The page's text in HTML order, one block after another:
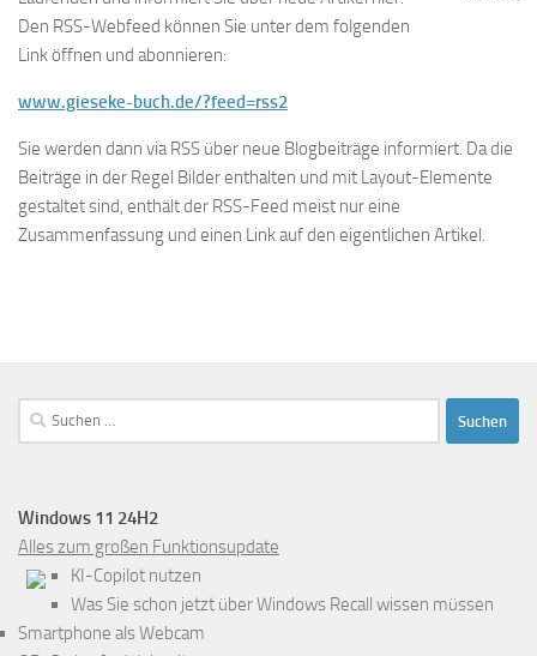
Den RSS-Webfeed können Sie unter dem folgenden
Link öffnen und abonnieren:
www.gieseke-buch.de/?feed=rss2
Sie werden dann via RSS über neue Blogbeiträge informiert. Da die
Beiträge in der Regel Bilder enthalten und mit Layout-Elemente
gestaltet sind, enthält der RSS-Feed meist nur eine
Zusammenfassung und einen Link auf den eigentlichen Artikel.
Suchen
nach:
Windows 11 24H2
Alles zum großen Funktionsupdate
KI-Copilot nutzen
Was Sie schon jetzt über Windows Recall wissen müssen
Smartphone als Webcam